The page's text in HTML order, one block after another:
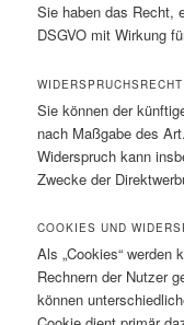
Sie haben das Recht,
DSGVO mit Wirkung
WIDERSPRUCHSRECHT
Sie können der
nach Maßgabe des
Widerspruch kann
Zwecke der
COOKIES UND
Als „Cookies“ werden
Rechnern der Nutzer
können